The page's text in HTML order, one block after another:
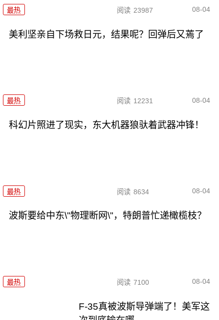
最热 阅读 23987 08-04
美利坚亲自下场救日元，结果呢？回弹后又蔫了
最热 阅读 12231 08-04
科幻片照进了现实，东大机器狼驮着武器冲锋！
最热 阅读 8634 08-04
波斯要给中东\"物理断网\"，特朗普忙递橄榄枝？
最热 阅读 7100 08-04
F-35真被波斯导弹端了！美军这